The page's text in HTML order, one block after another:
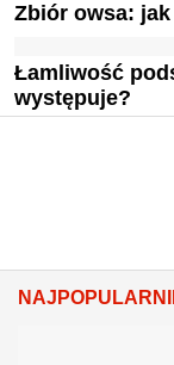
Zbiór owsa:
Łamliwość
występuje?